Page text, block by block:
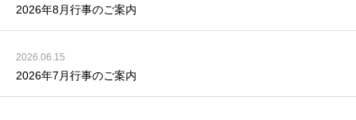
2026年8月行事のご案内
2026.06.15
2026年7月行事のご案内